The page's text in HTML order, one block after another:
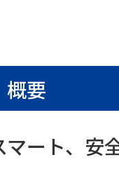
概要
マート、安